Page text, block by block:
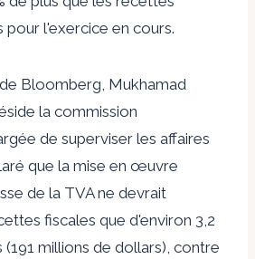
pour l'exercice en cours.
Bloomberg, Mukhamad
la commission
de superviser les affaires
que la mise en œuvre
de la TVA ne devrait
fiscales que d'environ 3,2
millions de dollars), contre